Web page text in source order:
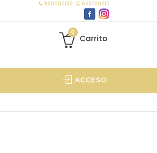
968680619 669790612
0
Carrito
ACCESO